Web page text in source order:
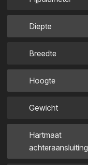
Diepte
Breedte
Hoogte
Gewicht
Hartmaat
achteraansluiting